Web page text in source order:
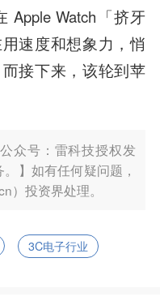
Apple Watch「挤牙
速度和想象力，悄
接下来，该轮到苹
众号：雷科技授权发
】如有任何疑问题，
）投资界处理。
3C电子行业